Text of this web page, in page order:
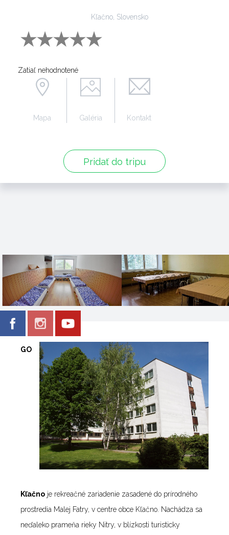
Kľačno, Slovensko
Zatiaľ nehodnotené
Pridať do tripu
Mapa Galéria Kontakt
GO
Kľačno je rekreačné zariadenie zasadené do prírodného
prostredia Malej Fatry, v centre obce Kľačno. Nachádza sa
neďaleko prameňa rieky Nitry, v blízkosti turisticky